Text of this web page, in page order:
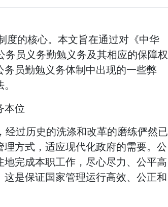
度的核心。本文旨在通过对《中华
员义务勤勉义务及其相应的保障权
员勤勉义务体制中出现的一些弊
本位
过历史的洗涤和改革的磨练俨然已
方式，适应现代化政府的需要。公
完成本职工作，尽心尽力、公平高
是保证国家管理运行高效、公正和